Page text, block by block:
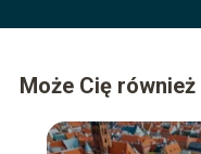
Może Cię